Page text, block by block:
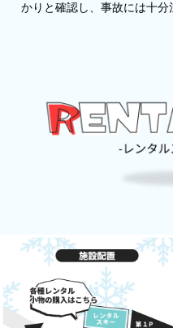
かりと確認し、事故には十分